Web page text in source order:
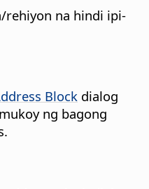
rehiyon na hindi ipi-
Block dialog
ng bagong